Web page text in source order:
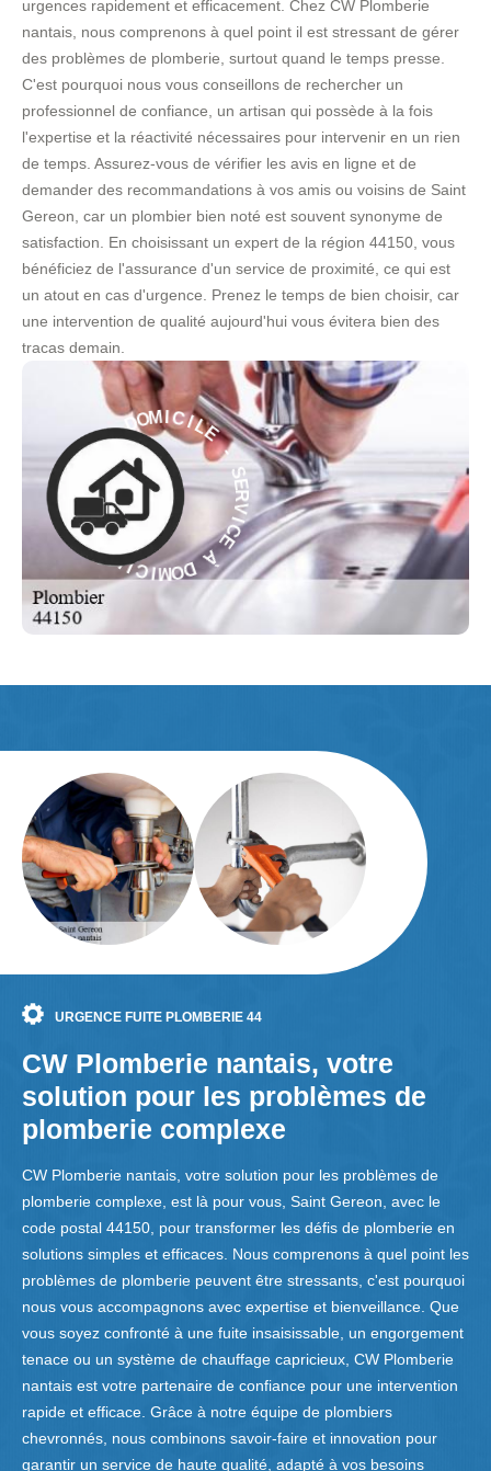
urgences rapidement et efficacement. Chez CW Plomberie
nantais, nous comprenons à quel point il est stressant de gérer
des problèmes de plomberie, surtout quand le temps presse.
C'est pourquoi nous vous conseillons de rechercher un
professionnel de confiance, un artisan qui possède à la fois
l'expertise et la réactivité nécessaires pour intervenir en un rien
de temps. Assurez-vous de vérifier les avis en ligne et de
demander des recommandations à vos amis ou voisins de Saint
Gereon, car un plombier bien noté est souvent synonyme de
satisfaction. En choisissant un expert de la région 44150, vous
bénéficiez de l'assurance d'un service de proximité, ce qui est
un atout en cas d'urgence. Prenez le temps de bien choisir, car
une intervention de qualité aujourd'hui vous évitera bien des
tracas demain.
S
E
R
V
I
E
DO
MICILE -
S
E
R
V
I
C
E
À
D
O
M
I
C
I
L
E
-
URGENCE FUITE PLOMBERIE 44
CW Plomberie nantais, votre
solution pour les problèmes de
plomberie complexe
CW Plomberie nantais, votre solution pour les problèmes de
plomberie complexe, est là pour vous, Saint Gereon, avec le
code postal 44150, pour transformer les défis de plomberie en
solutions simples et efficaces. Nous comprenons à quel point les
problèmes de plomberie peuvent être stressants, c'est pourquoi
nous vous accompagnons avec expertise et bienveillance. Que
vous soyez confronté à une fuite insaisissable, un engorgement
tenace ou un système de chauffage capricieux, CW Plomberie
nantais est votre partenaire de confiance pour une intervention
rapide et efficace. Grâce à notre équipe de plombiers
chevronnés, nous combinons savoir-faire et innovation pour
garantir un service de haute qualité, adapté à vos besoins